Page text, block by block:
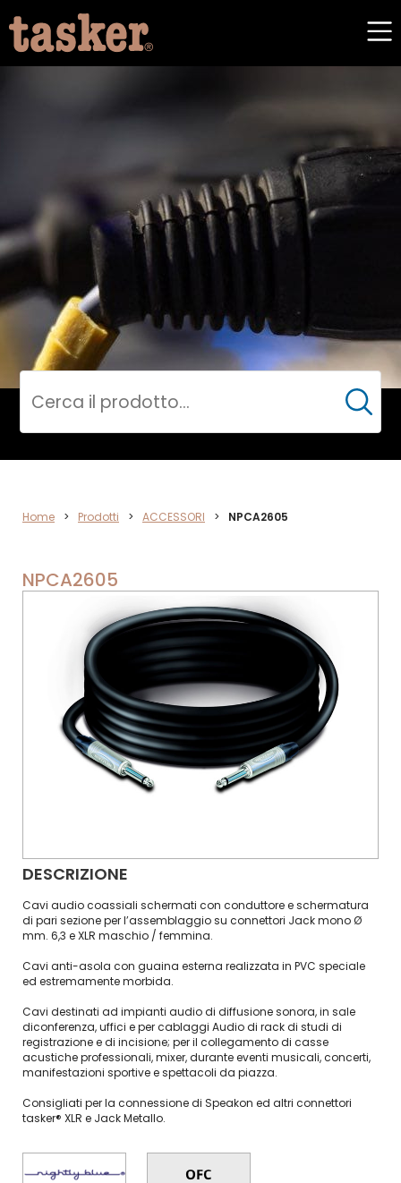
ACCESSORI
Cerca
Home > Prodotti > ACCESSORI > NPCA2605
NPCA2605
DESCRIZIONE
Cavi audio coassiali schermati con conduttore e schermatura
di pari sezione per l’assemblaggio su connettori Jack mono Ø
mm. 6,3 e XLR maschio / femmina.
Cavi anti-asola con guaina esterna realizzata in PVC speciale
ed estremamente morbida.
Cavi destinati ad impianti audio di diffusione sonora, in sale
diconferenza, uffici e per cablaggi Audio di rack di studi di
registrazione e di incisione; per il collegamento di casse
acustiche professionali, mixer, durante eventi musicali, concerti,
manifestazioni sportive e spettacoli da piazza.
Consigliati per la connessione di Speakon ed altri connettori
tasker® XLR e Jack Metallo.